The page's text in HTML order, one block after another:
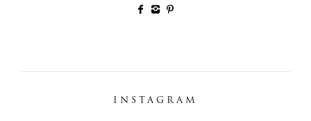
INSTAGRAM